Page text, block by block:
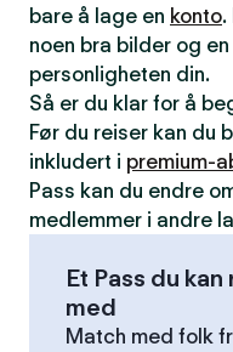
bare å lage en konto.
noen bra bilder og
personligheten din.
Så er du klar for å
Før du reiser kan du
inkludert i premium-
Pass kan du endre
medlemmer i andre
Et Pass du
med
Match med folk